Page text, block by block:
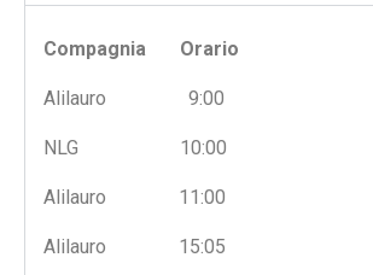
Compagnia Orario
Alilauro 9:00
NLG 10:00
Alilauro 11:00
Alilauro 15:05